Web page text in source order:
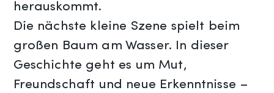
herauskommt.
Die nächste kleine Szene spielt beim
großen Baum am Wasser. In dieser
Geschichte geht es um Mut,
Freundschaft und neue Erkenntnisse –